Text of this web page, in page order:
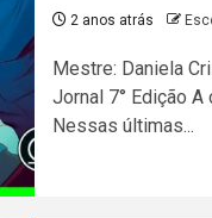
2 anos atrás
Mestre: Daniela
Jornal 7° Edição
Nessas últimas...